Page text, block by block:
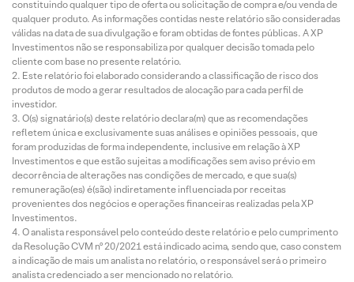
constituindo qualquer tipo de oferta ou solicitação de compra e/ou venda de
qualquer produto. As informações contidas neste relatório são consideradas
válidas na data de sua divulgação e foram obtidas de fontes públicas. A XP
Investimentos não se responsabiliza por qualquer decisão tomada pelo
cliente com base no presente relatório.
Este relatório foi elaborado considerando a classificação de risco dos
produtos de modo a gerar resultados de alocação para cada perfil de
investidor.
O(s) signatário(s) deste relatório declara(m) que as recomendações
refletem única e exclusivamente suas análises e opiniões pessoais, que
foram produzidas de forma independente, inclusive em relação à XP
Investimentos e que estão sujeitas a modificações sem aviso prévio em
decorrência de alterações nas condições de mercado, e que sua(s)
remuneração(es) é(são) indiretamente influenciada por receitas
provenientes dos negócios e operações financeiras realizadas pela XP
Investimentos.
O analista responsável pelo conteúdo deste relatório e pelo cumprimento
da Resolução CVM nº 20/2021 está indicado acima, sendo que, caso constem
a indicação de mais um analista no relatório, o responsável será o primeiro
analista credenciado a ser mencionado no relatório.